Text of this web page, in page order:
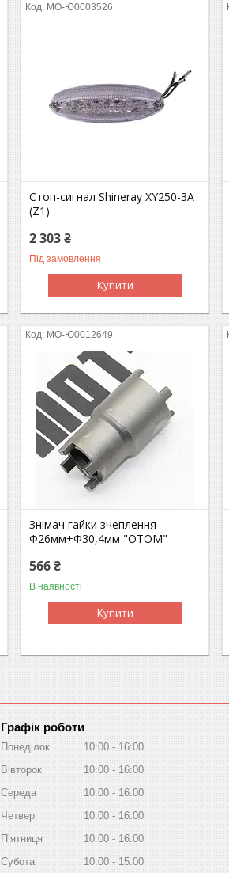
MO-Ю0003526
Стоп-сигнал Shineray XY250-3A
(Z1)
2 303 ₴
Під замовлення
Купити
MO-Ю0012649
Знімач гайки зчеплення
Ф26мм+Ф30,4мм "ОТОМ"
566 ₴
В наявності
Купити
Графік роботи
Понеділок 10:00
16:00
Вівторок
10:00
16:00
Середа
10:00
16:00
Четвер
10:00
16:00
Пʼятниця
10:00
16:00
Субота
10:00 15:00